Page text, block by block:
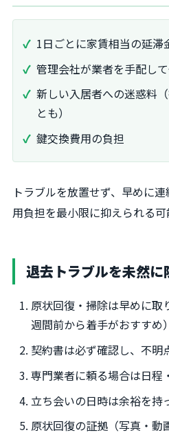
1日ごとに家賃相当の延滞
管理会社が業者を手配し
新しい入居者への迷惑料
とも）
鍵交換費用の負担
トラブルを放置せず、早めに
用負担を最小限に抑えられる可
退去トラブルを未然
原状回復・掃除は早めに取
週間前から着手がおすすめ）
契約書は必ず確認し、不明
専門業者に頼る場合は日程
立ち会いの日時は余裕を持
原状回復の証拠（写真・動